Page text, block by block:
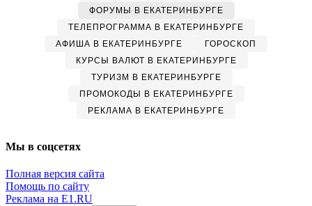
ФОРУМЫ В ЕКАТЕРИНБУРГЕ
ТЕЛЕПРОГРАММА В ЕКАТЕРИНБУРГЕ
АФИША В ЕКАТЕРИНБУРГЕ
ГОРОСКОП
КУРСЫ ВАЛЮТ В ЕКАТЕРИНБУРГЕ
ТУРИЗМ В ЕКАТЕРИНБУРГЕ
ПРОМОКОДЫ В ЕКАТЕРИНБУРГЕ
РЕКЛАМА В ЕКАТЕРИНБУРГЕ
Мы в соцсетях
Полная версия сайта
Помощь по сайту
Реклама на E1.RU